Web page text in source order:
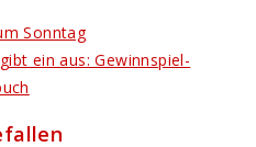
Sonntag
ein aus: Gewinnspiel-